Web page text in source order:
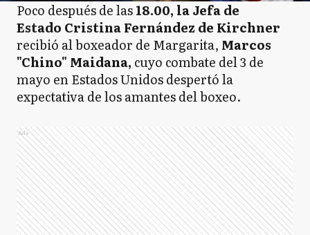
Poco después de las18.00, la Jefa de
Estado Cristina Fernández de Kirchner
recibió al boxeador de Margarita, Marcos
"Chino" Maidana, cuyo combate del 3 de
mayo en Estados Unidos despertó la
expectativa de los amantes del boxeo.
Ads